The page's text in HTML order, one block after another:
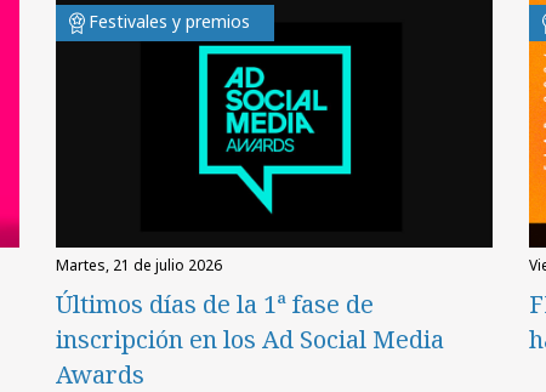
Festivales y premios
martes, 21 de julio 2026
Últimos días de la 1ª fase de
inscripción en los Ad Social Media
Awards